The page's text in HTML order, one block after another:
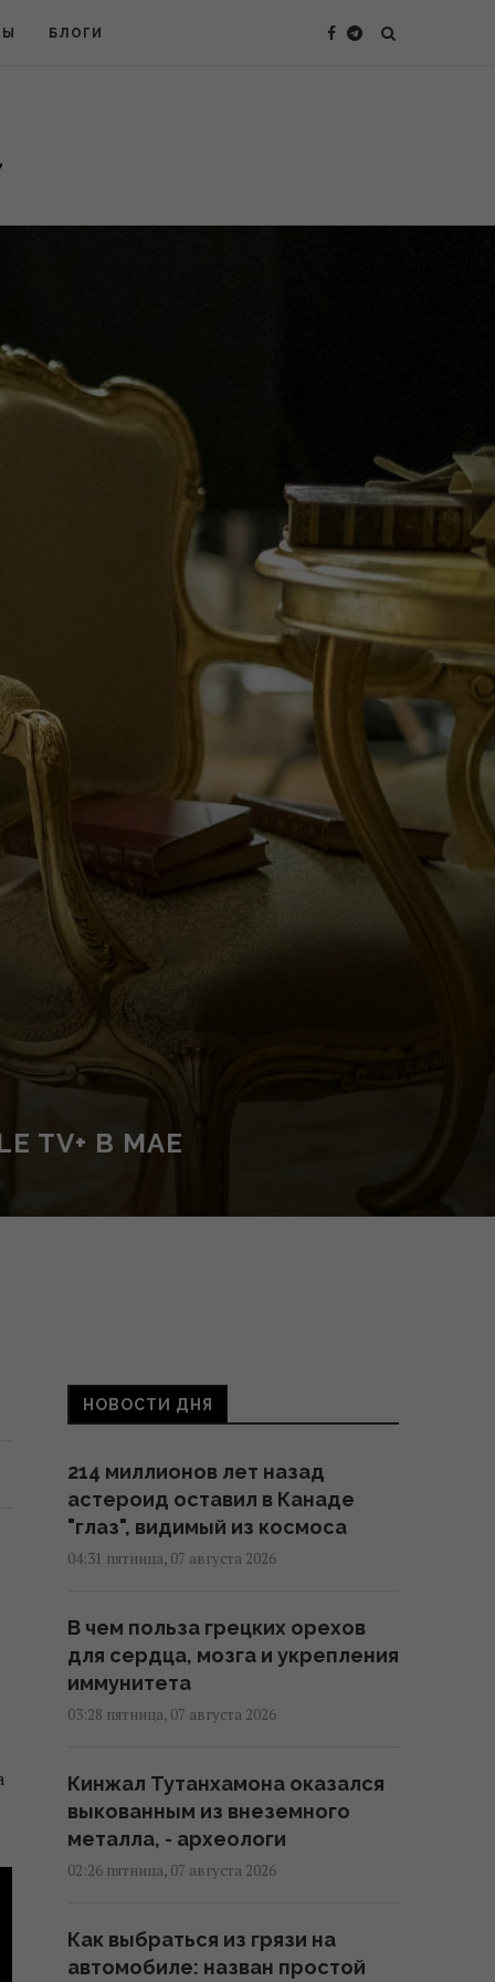
БЛОГИ
TV+ В МАЕ
НОВОСТИ ДНЯ
214 миллионов лет назад
астероид оставил в Канаде
"глаз", видимый из космоса
04:31 пятница, 07 августа 2026
В чем польза грецких орехов
для сердца, мозга и укрепления
иммунитета
03:28 пятница, 07 августа 2026
Кинжал Тутанхамона оказался
выкованным из внеземного
металла, - археологи
02:26 пятница, 07 августа 2026
Как выбраться из грязи на
автомобиле: назван простой